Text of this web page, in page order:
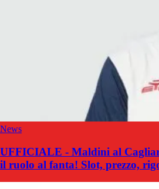
News
UFFICIALE - Maldini al
il ruolo al fanta! Slot, prezzo,